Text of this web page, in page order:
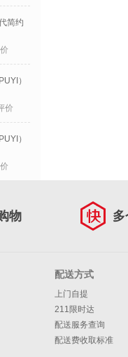
光
简约
9瓦三
过道
色光
）
厅吸
2026
三色
价
）
请联
格与
物
配送方式
上门自提
211限时达
配送服务查询
配送费收取标准